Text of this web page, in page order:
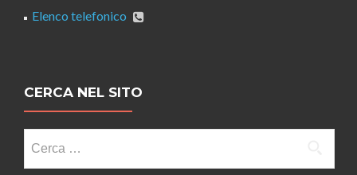
Elenco telefonico
CERCA NEL SITO
per: